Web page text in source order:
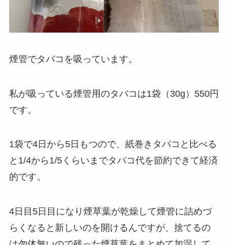
煙管でタバコを吸っています。
私が吸っている煙管用のタバコは1袋（30g）550円
です。
1袋で4日から5日もつので、紙巻きタバコと比べる
と1/4から1/5くらいまでタバコ代を節約できて経済
的です。
4日目5日目になり煙草葉が乾燥して煙管に詰めづ
らくなると新しいのを開けるんですが、捨てるの